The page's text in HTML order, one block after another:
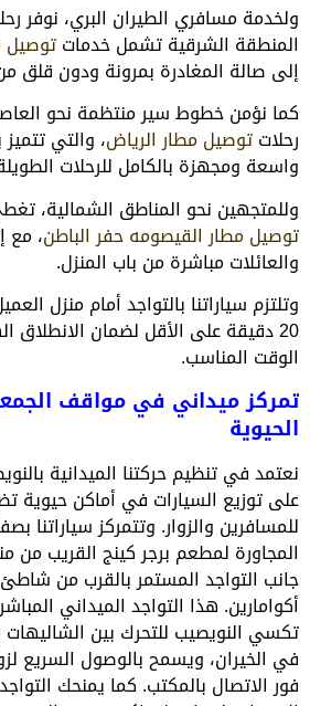
ولخدمة مسافري الطيران البري، نوفر
المنطقة الشرقية تشمل خدماتتوصيل
إلى صالة المغادرة بمرونة ودون قلق
كما نؤمن خطوط سير منتظمة نحو
رحلاتتوصيل مطار الرياض، والتي
واسعة ومجهزة بالكامل للرحلات
وللمتجهين نحو المناطق الشمالية،
توصيل مطار القيصومه حفر الباطن، مع
والعائلات مباشرة من باب المنزل.
وتلتزم سياراتنا بالتواجد أمام منزل
20 دقيقة على الأقل لضمان
الوقت المناسب.
تمركز ميداني في مواقف
الحيوية
نعتمد في تنظيم حركتنا الميدانية
على توزيع السيارات في أماكن حيوية
للمسافرين والزوار. وتتمركز سياراتنا
المجاورة لمطعم برجر كينج القريب من
جانب التواجد المستمر بالقرب من
أكوامارين. هذا التواجد الميداني
تكسي النويصيب للتحرك بين الشاليهات
في الخيران، ويسمح بالوصول السريع
فور الاتصال بالمكتب. كما يمنحك